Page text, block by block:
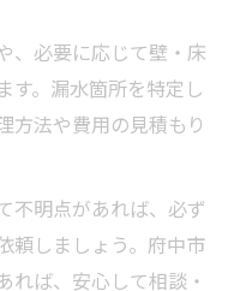
、必要に応じて壁・床
す。漏水箇所を特定し
方法や費用の見積もり
不明点があれば、必ず
頼しましょう。府中市
れば、安心して相談・